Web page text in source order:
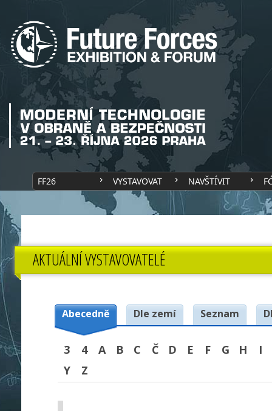
FF26 VYSTAVOVAT NAVŠTÍVIT
AKTUÁLNÍ VYSTAVOVATELÉ
Abecedně Dle zemí Seznam
3 4 A B C Č D E F G H
I
Y
Z